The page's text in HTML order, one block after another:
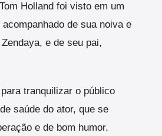
Holland foi visto em um
de sua noiva e
e de seu pai,
tranquilizar o público
saúde do ator, que se
e de bom humor.